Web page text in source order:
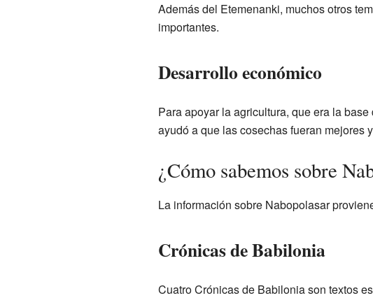
Además del Etemenanki, muchos otros
importantes.
Desarrollo económico
Para apoyar la agricultura, que era la
ayudó a que las cosechas fueran mejores
¿Cómo sabemos sobre
La información sobre Nabopolasar
Crónicas de Babilonia
Cuatro Crónicas de Babilonia son textos